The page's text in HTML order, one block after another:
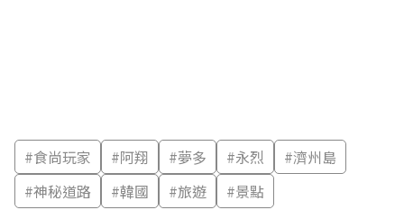
#食尚玩家 #阿翔 #夢多 #永烈 #濟州島
#神秘道路 #韓國 #旅遊 #景點